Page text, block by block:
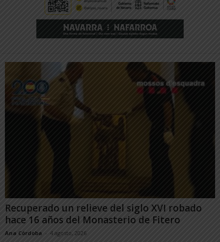
Recuperado un relieve del siglo XVI robado
hace 16 años del Monasterio de Fitero
Ana Córdoba - 4 agosto, 2026